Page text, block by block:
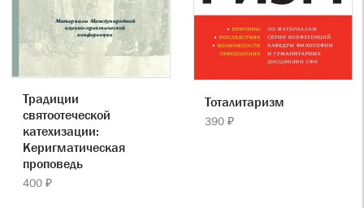
Традиции
святоотеческой
катехизации:
Керигматическая
проповедь
400 ₽
Тоталитаризм
390 ₽